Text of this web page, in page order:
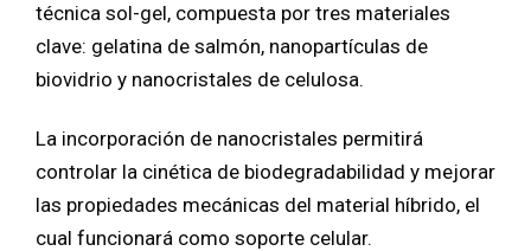
técnica sol-gel, compuesta por tres materiales
clave: gelatina de salmón, nanopartículas de
biovidrio y nanocristales de celulosa.
La incorporación de nanocristales permitirá
controlar la cinética de biodegradabilidad y mejorar
las propiedades mecánicas del material híbrido, el
cual funcionará como soporte celular.